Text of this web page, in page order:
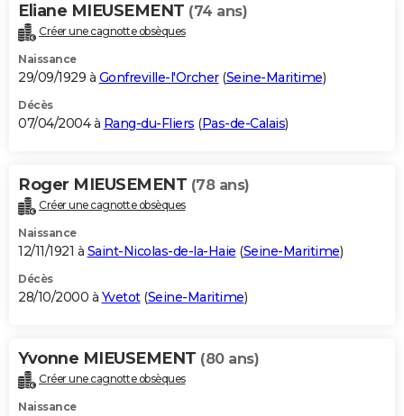
Eliane MIEUSEMENT (74 ans)
Créer une cagnotte obsèques
Naissance
29/09/1929 à Gonfreville-l'Orcher(Seine-Maritime)
Décès
07/04/2004 à Rang-du-Fliers (Pas-de-Calais)
Roger MIEUSEMENT (78 ans)
Créer une cagnotte obsèques
Naissance
12/11/1921 à Saint-Nicolas-de-la-Haie (Seine-Maritime)
Décès
28/10/2000 à Yvetot(Seine-Maritime)
Yvonne MIEUSEMENT (80 ans)
Créer une cagnotte obsèques
Naissance